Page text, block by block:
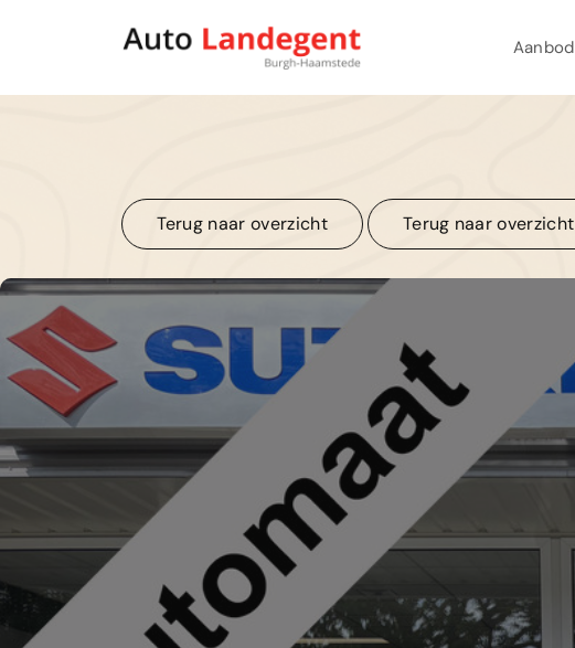
Aanbod
Terug naar overzicht
Terug naar overzicht